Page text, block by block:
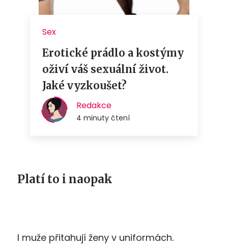
Platí to i naopak
I muže přitahují ženy v uniformách.